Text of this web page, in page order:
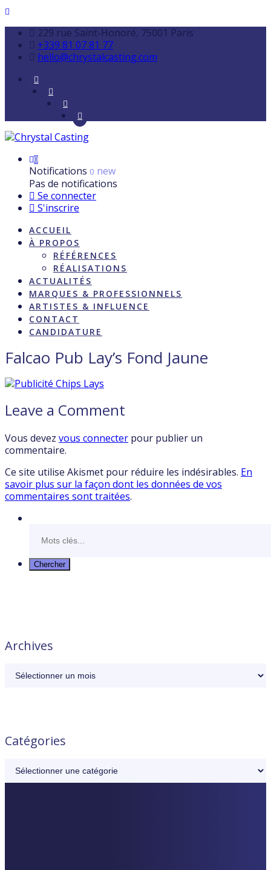
229 rue Saint-Honoré, 75001 Paris
+339 81 07 81 77
hello@chrystalcasting.com
0
Notifications 0 new
Pas de notifications
Se connecter
S'inscrire
ACCUEIL
À PROPOS
RÉFÉRENCES
RÉALISATIONS
ACTUALITÉS
MARQUES & PROFESSIONNELS
ARTISTES & INFLUENCE
CONTACT
CANDIDATURE
Falcao Pub Lay’s Fond Jaune
Leave a Comment
Vous devez vous connecter pour publier un
commentaire.
Ce site utilise Akismet pour réduire les indésirables. En
savoir plus sur la façon dont les données de vos
commentaires sont traitées.
Archives
Catégories